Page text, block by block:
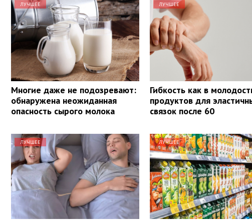
ЛУЧШЕЕ
Многие даже не подозревают:
обнаружена неожиданная
опасность сырого молока
ЛУЧШЕЕ
Гибкость как в
продуктов для
связок после 60
ЛУЧШЕЕ ЛУЧШЕЕ